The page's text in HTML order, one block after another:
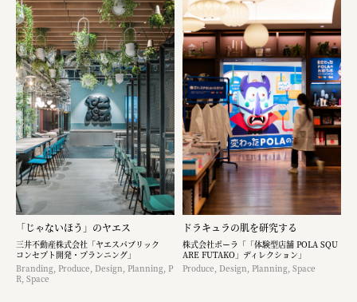
「じゃないほう」のヤエス
三井不動産株式会社「ヤエスパブリック
コンセプト開発・プランニング」
Branding, Produce, Design, Planning, P
R, Space
ドラキュラの肌を研究する
株式会社ポーラ「「体験型店舗 POLA SQU
ARE FUTAKO」ディレクション」
Produce, Design, Planning, Space